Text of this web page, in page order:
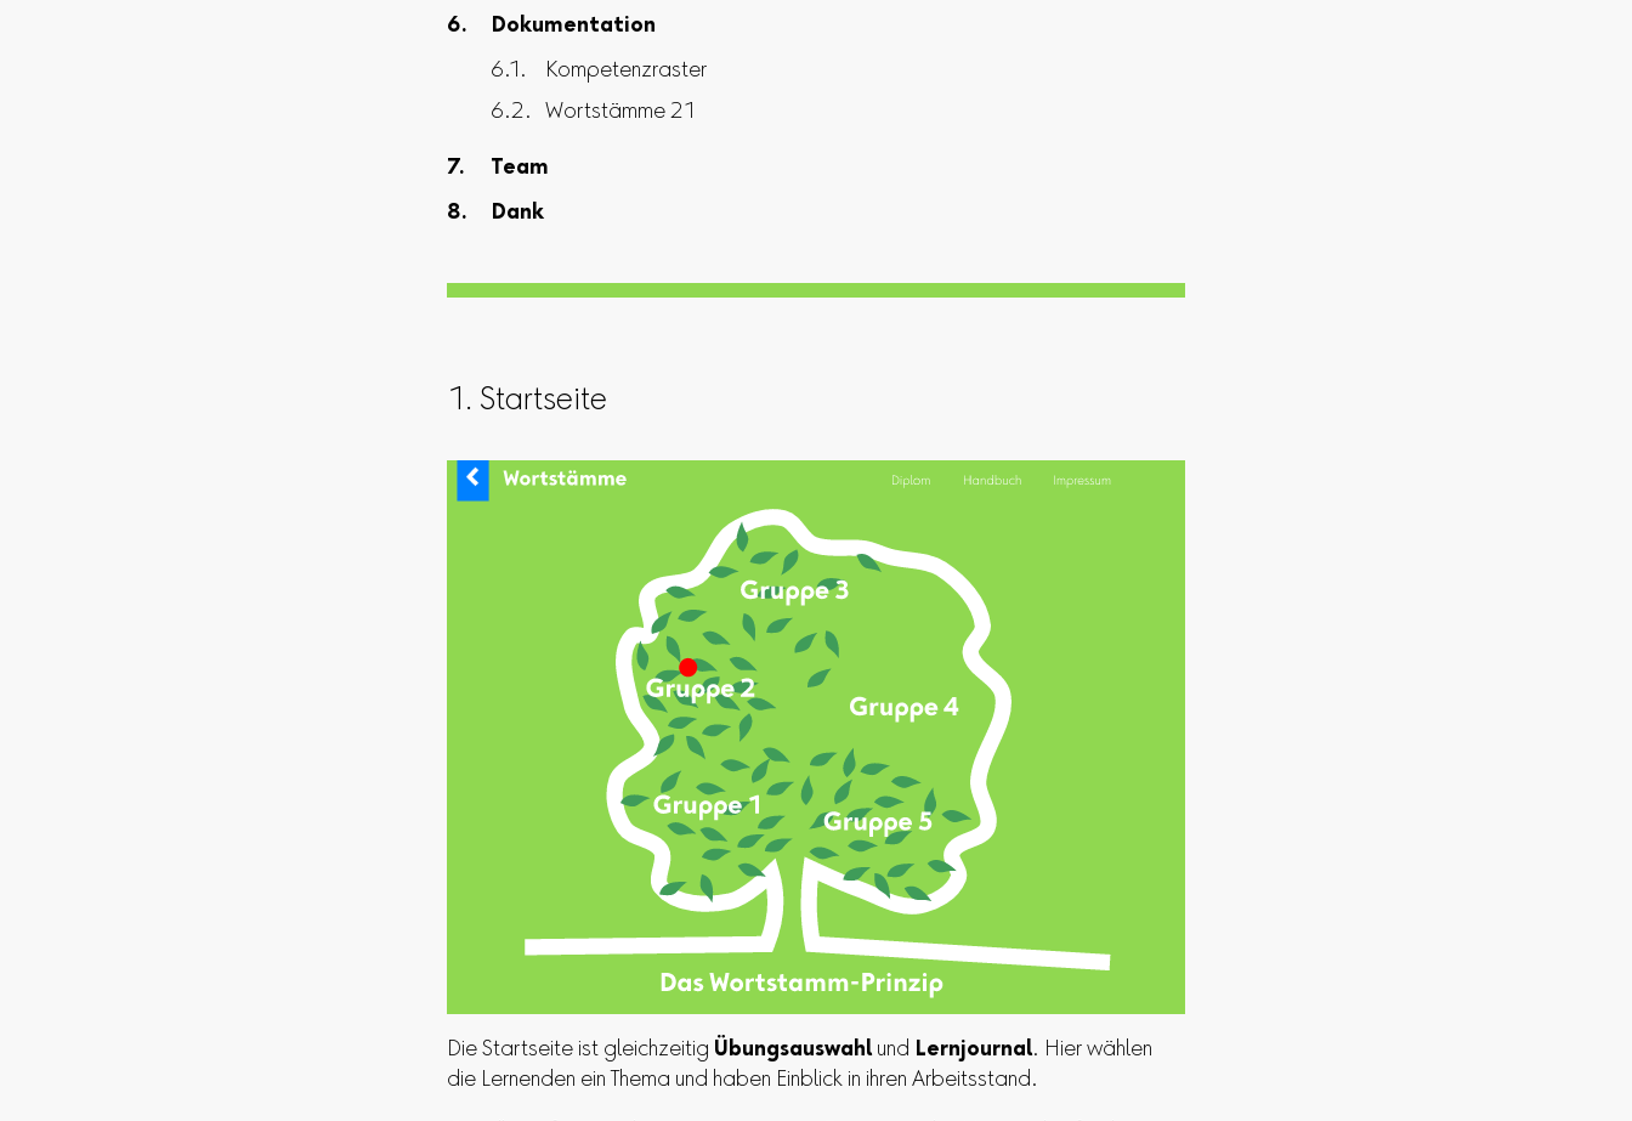
Dokumentation
Kompetenzraster
Wortstämme 21
Team
Dank
1. Startseite
Die Startseite ist gleichzeitig Übungsauswahlund Lernjournal. Hier wählen
die Lernenden ein Thema und haben Einblick in ihren Arbeitsstand.